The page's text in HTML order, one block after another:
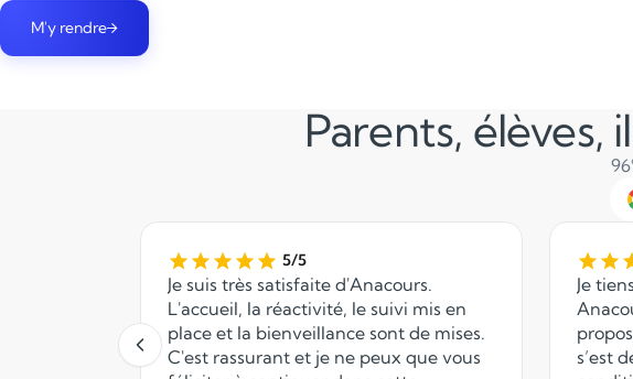
M'y rendre
Parents,
5/5
Je suis très satisfaite d'Anacours.
L'accueil, la réactivité, le suivi mis en
place et la bienveillance sont de mises.
C'est rassurant et je ne peux que vous
Je
Anacours pour la
s’est